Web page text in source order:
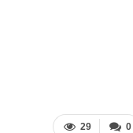
0
29